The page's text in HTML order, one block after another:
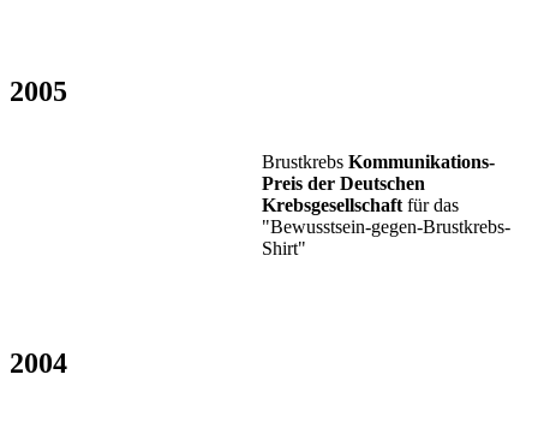
2005
Brustkrebs Kommunikations-
Preis der Deutschen
Krebsgesellschaft für das
"Bewusstsein-gegen-Brustkrebs-
Shirt"
2004